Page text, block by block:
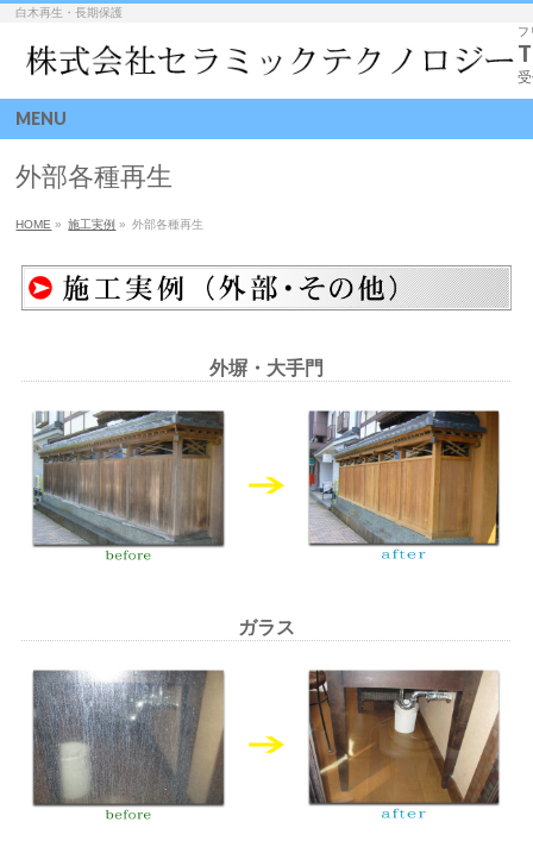
白木再生・長期保護
フ
MENU
外部各種再生
HOME » 施工実例 » 外部各種再生
外塀・大手門
ガラス